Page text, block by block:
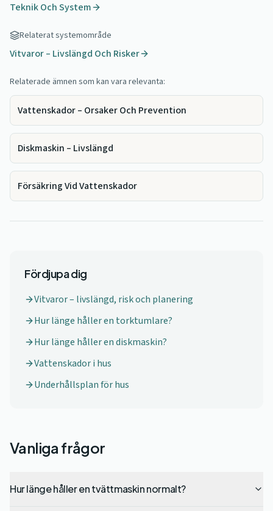
Teknik Och System
Relaterat systemområde
Vitvaror – Livslängd Och Risker
Relaterade ämnen som kan vara relevanta:
Vattenskador – Orsaker Och Prevention
Diskmaskin – Livslängd
Försäkring Vid Vattenskador
Fördjupa dig
Vitvaror – livslängd, risk och planering
Hur länge håller en torktumlare?
Hur länge håller en diskmaskin?
Vattenskador i hus
Underhållsplan för hus
Vanliga frågor
Hur länge håller en tvättmaskin normalt?